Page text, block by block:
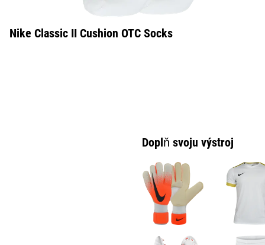
Nike Classic II Cushion OTC Socks
Doplň svoju výstroj